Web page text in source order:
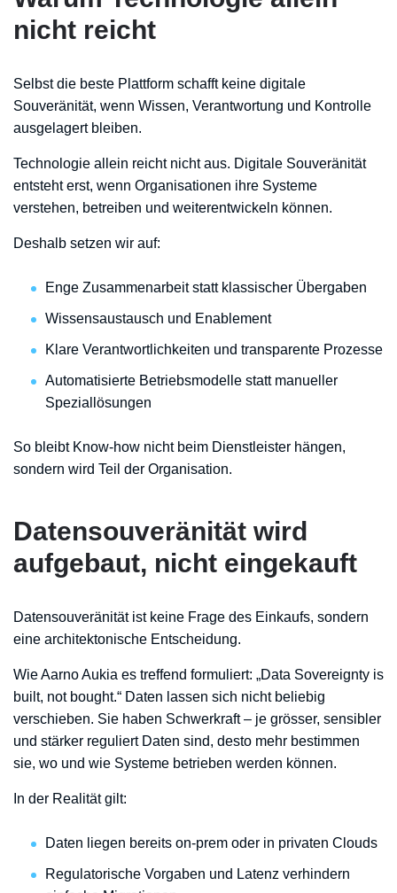
nicht reicht
Selbst die beste Plattform schafft keine digitale
Souveränität, wenn Wissen, Verantwortung und Kontrolle
ausgelagert bleiben.
Technologie allein reicht nicht aus. Digitale Souveränität
entsteht erst, wenn Organisationen ihre Systeme
verstehen, betreiben und weiterentwickeln können.
Deshalb setzen wir auf:
Enge Zusammenarbeit statt klassischer Übergaben
Wissensaustausch und Enablement
Klare Verantwortlichkeiten und transparente Prozesse
Automatisierte Betriebsmodelle statt manueller
Speziallösungen
So bleibt Know-how nicht beim Dienstleister hängen,
sondern wird Teil der Organisation.
Datensouveränität wird
aufgebaut, nicht eingekauft
Datensouveränität ist keine Frage des Einkaufs, sondern
eine architektonische Entscheidung.
Wie Aarno Aukia es treffend formuliert: „Data Sovereignty is
built, not bought.“ Daten lassen sich nicht beliebig
verschieben. Sie haben Schwerkraft – je grösser, sensibler
und stärker reguliert Daten sind, desto mehr bestimmen
sie, wo und wie Systeme betrieben werden können.
In der Realität gilt:
Daten liegen bereits on-prem oder in privaten Clouds
Regulatorische Vorgaben und Latenz verhindern